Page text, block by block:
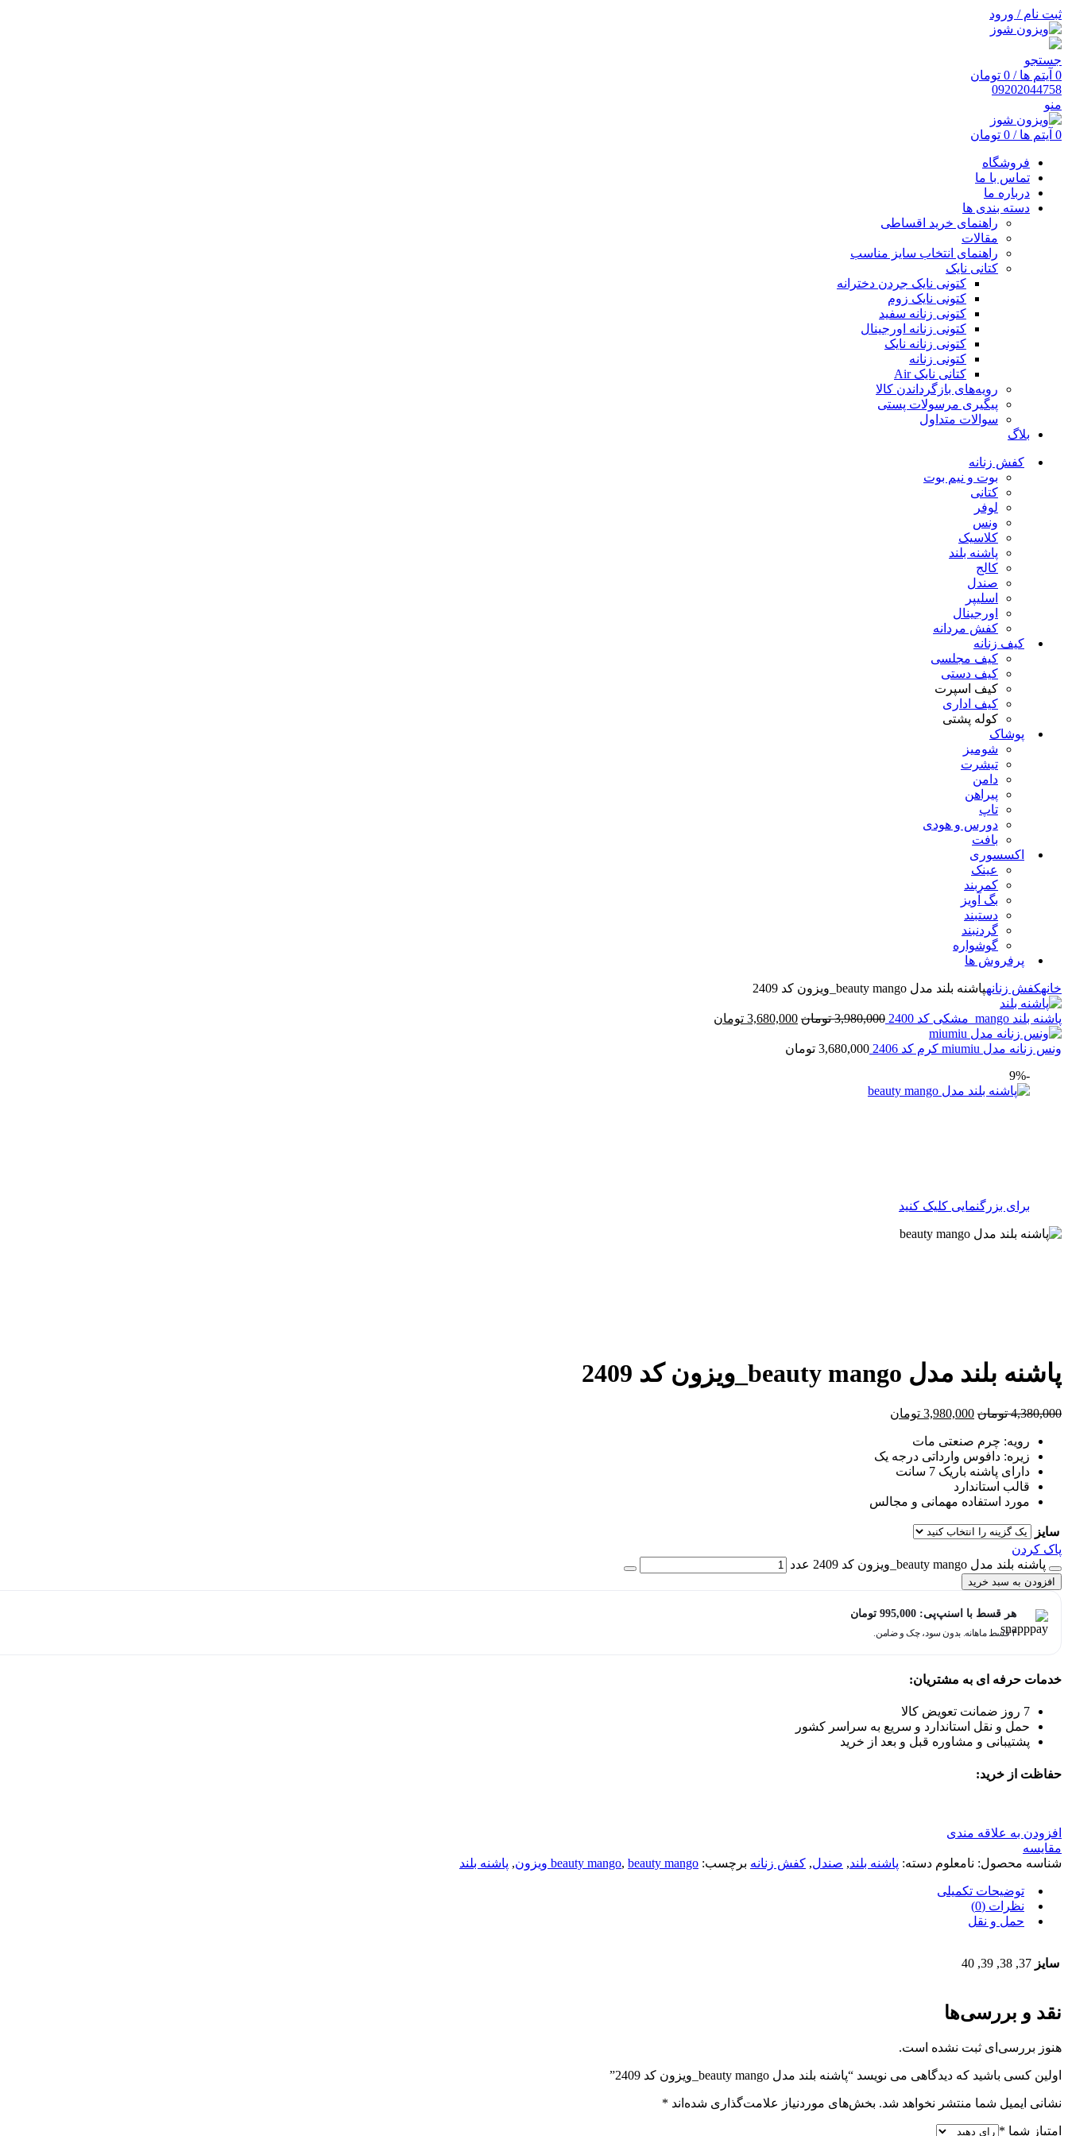
ثبت نام / ورود
جستجو
0 آیتم ها/
0 تومان
09202044758
منو
0 آیتم ها/
0 تومان
فروشگاه
تماس با ما
درباره ما
دسته بندی ها
راهنمای خرید اقساطی
مقالات
راهنمای انتخاب سایز مناسب
کتانی نایک
کتونی نایک جردن دخترانه
کتونی نایک زوم
کتونی زنانه سفید
کتونی زنانه اورجینال
کتونی زنانه نایک
کتونی زنانه
کتانی نایک Air
رویه‌های بازگرداندن کالا
پیگیری مرسولات پستی
سوالات متداول
بلاگ
کفش زنانه
بوت و نیم بوت
کتانی
لوفر
ونس
کلاسیک
پاشنه بلند
کالج
صندل
اسلیپر
اورجینال
کفش مردانه
کیف زنانه
کیف مجلسی
کیف دستی
کیف اسپرت
کیف اداری
کوله پشتی
پوشاک
شومیز
تیشرت
دامن
پیراهن
تاپ
دورس و هودی
بافت
اکسسوری
عینک
کمربند
بگ آویز
دستبند
گردنبند
گوشواره
پرفروش ها
خانهکفش زنانهپاشنه بلند مدل beauty mango_ویزون کد 2409
پاشنه بلند mango_مشکی کد 2400 3,980,000 تومان 3,680,000 تومان
ونس زنانه مدل miumiu کرم کد 2406 3,680,000 تومان
-9%
برای بزرگنمایی کلیک کنید
پاشنه بلند مدل beauty mango_ویزون کد 2409
4,380,000 تومان 3,980,000 تومان
رویه: چرم صنعتی مات
زیره: دافوس وارداتی درجه یک
دارای پاشنه باریک 7 سانت
قالب استاندارد
مورد استفاده مهمانی و مجالس
سایز
پاک کردن
پاشنه بلند مدل beauty mango_ویزون کد 2409 عدد
افزودن به سبد خرید
هر قسط با اسنپ‌پی: 995,000 تومان
۴ قسط ماهانه. بدون سود، چک و ضامن.
خدمات حرفه ای به مشتریان:
7 روز ضمانت تعویض کالا
حمل و نقل استاندارد و سریع به سراسر کشور
پشتیبانی و مشاوره قبل و بعد از خرید
حفاظت از خرید:
افزودن به علاقه مندی
مقایسه
شناسه محصول: نامعلوم دسته: پاشنه بلند, صندل, کفش زنانه برچسب: beauty mango, beauty mango ویزون , پاشنه بلند
توضیحات تکمیلی
نظرات (0)
حمل و نقل
سایز 37, 38, 39, 40
نقد و بررسی‌ها
هنوز بررسی‌ای ثبت نشده است.
اولین کسی باشید که دیدگاهی می نویسد “پاشنه بلند مدل beauty mango_ویزون کد 2409”
نشانی ایمیل شما منتشر نخواهد شد. بخش‌های موردنیاز علامت‌گذاری شده‌اند *
امتیاز شما *